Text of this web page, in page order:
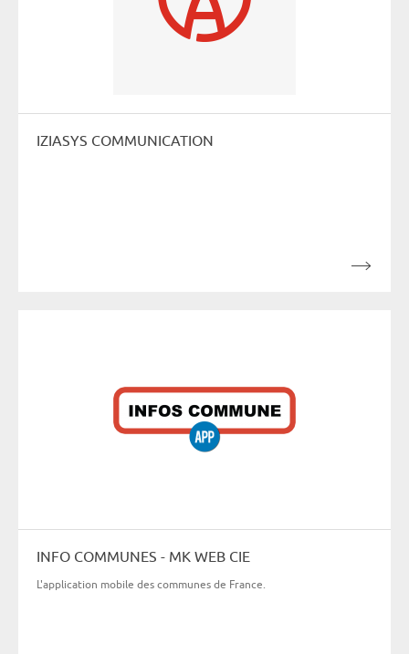
IZIASYS COMMUNICATION
INFO COMMUNES - MK WEB CIE
L'application mobile des communes de France.